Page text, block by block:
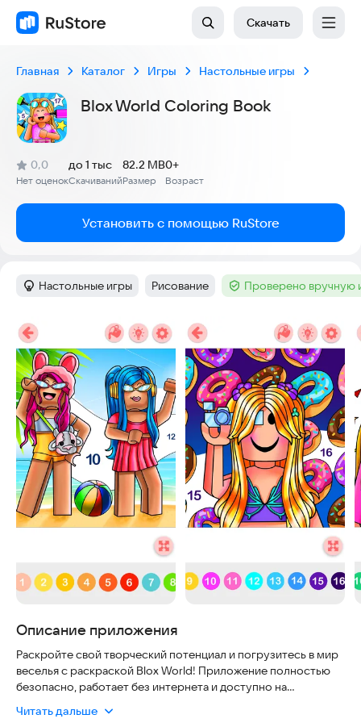
Скачать
Главная Каталог Игры Настольные игры
Blox World Coloring Book
Рейтинг:
0,0
(
Нет оценок
)
Скачиваний
до 1 тыс
Размер
82.2 MB
Возраст
0+
Установить с помощью RuStore
Категория:
Настольные игры Тег:
Рисование Тег :Проверено вручную
Скриншоты
Описание приложения
Раскройте свой творческий потенциал и погрузитесь в мир
веселья с раскраской Blox World! Приложение полностью
безопасно, работает без интернета и доступно на
одним касанием оживить красивые изображения. Это
Читать дальше